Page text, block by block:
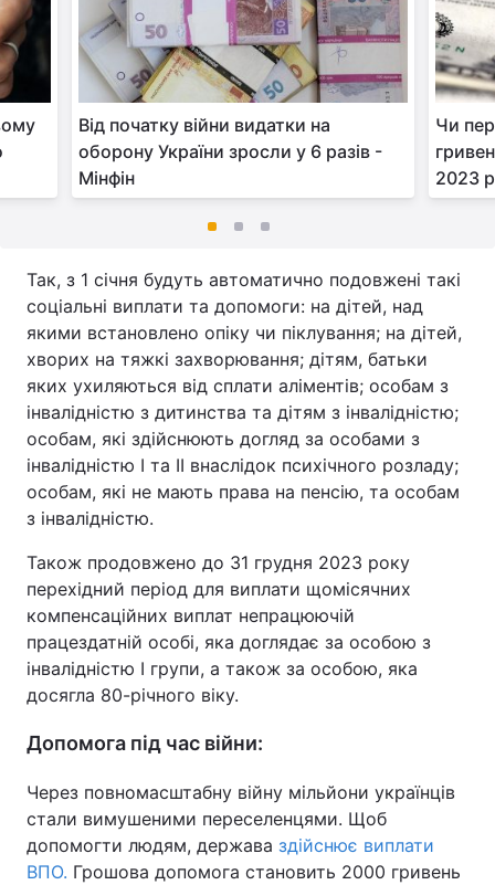
Від початку війни видатки на
оборону України зросли у 6 разів -
Мінфін
Чи
2023
Так, з 1 січня будуть автоматично подовжені такі
соціальні виплати та допомоги: на дітей, над
якими встановлено опіку чи піклування; на дітей,
хворих на тяжкі захворювання; дітям, батьки
яких ухиляються від сплати аліментів; особам з
інвалідністю з дитинства та дітям з інвалідністю;
особам, які здійснюють догляд за особами з
інвалідністю I та II внаслідок психічного розладу;
особам, які не мають права на пенсію, та особам
з інвалідністю.
Також продовжено до 31 грудня 2023 року
перехідний період для виплати щомісячних
компенсаційних виплат непрацюючій
працездатній особі, яка доглядає за особою з
інвалідністю I групи, а також за особою, яка
досягла 80-річного віку.
Допомога під час війни:
Через повномасштабну війну мільйони українців
стали вимушеними переселенцями. Щоб
допомогти людям, держава здійснює виплати
ВПО. Грошова допомога становить 2000 гривень